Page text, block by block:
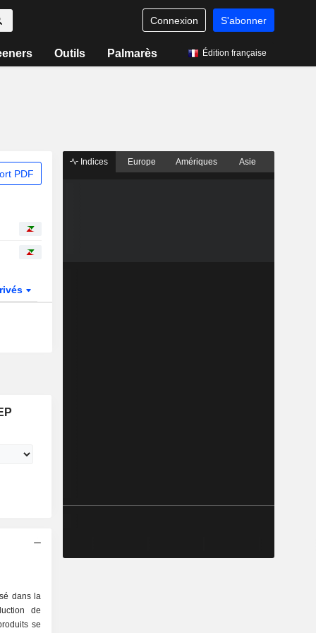
Connexion S'abonner
Outils Palmarès Édition française
PDF
dans la
de
se
Indices Europe Amériques Asie